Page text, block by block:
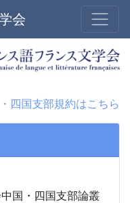
会
四国支部規約はこちら
国・四国支部論叢